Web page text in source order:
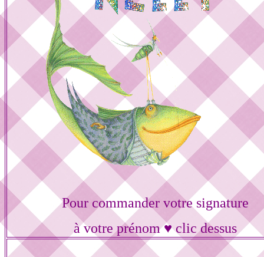
Pour commander votre signature
à votre prénom ♥ clic dessus